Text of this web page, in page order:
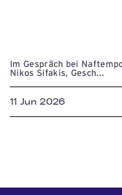
Im Gespräch bei
Nikos Sifakis, Gesch...
11 Jun 2026